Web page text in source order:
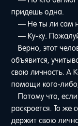
придешь одна.
— Не ты ли сам
— Ку-ку.
Верно, этот
объявится,
свою личность. А
помощи кого-
Потому что,
раскроется. То же
держит свою